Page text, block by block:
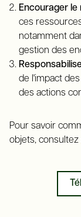
Encourager le
ces
notamment
gestion des
de l'impact
des actions
Pour savoir
objets, consultez